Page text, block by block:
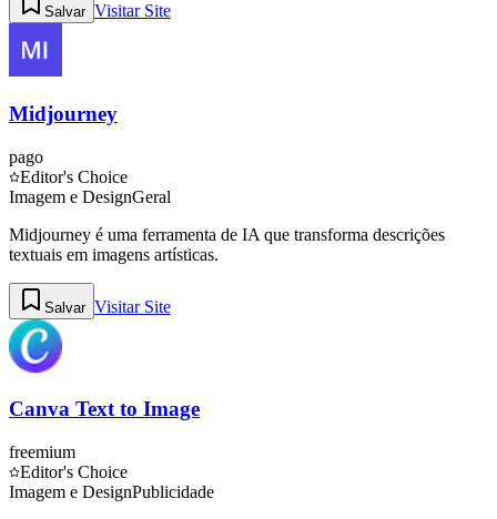
Salvar Visitar Site
Midjourney
pago
Editor's Choice
Imagem e DesignGeral
Midjourney é uma ferramenta de IA que transforma descrições
textuais em imagens artísticas.
Salvar Visitar Site
Canva Text to Image
freemium
Editor's Choice
Imagem e DesignPublicidade